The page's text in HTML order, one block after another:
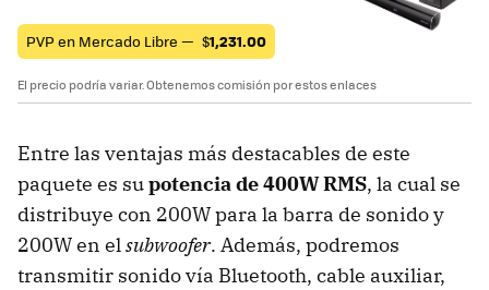
PVP en Mercado Libre — $1,231.00
El precio podría variar. Obtenemos comisión por estos enlaces
Entre las ventajas más destacables de este
paquete es supotencia de 400W RMS, la cual se
distribuye con 200W para la barra de sonido y
200W en elsubwoofer. Además, podremos
transmitir sonido vía Bluetooth, cable auxiliar,